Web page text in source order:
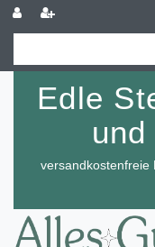
Edle
versandkostenfreie